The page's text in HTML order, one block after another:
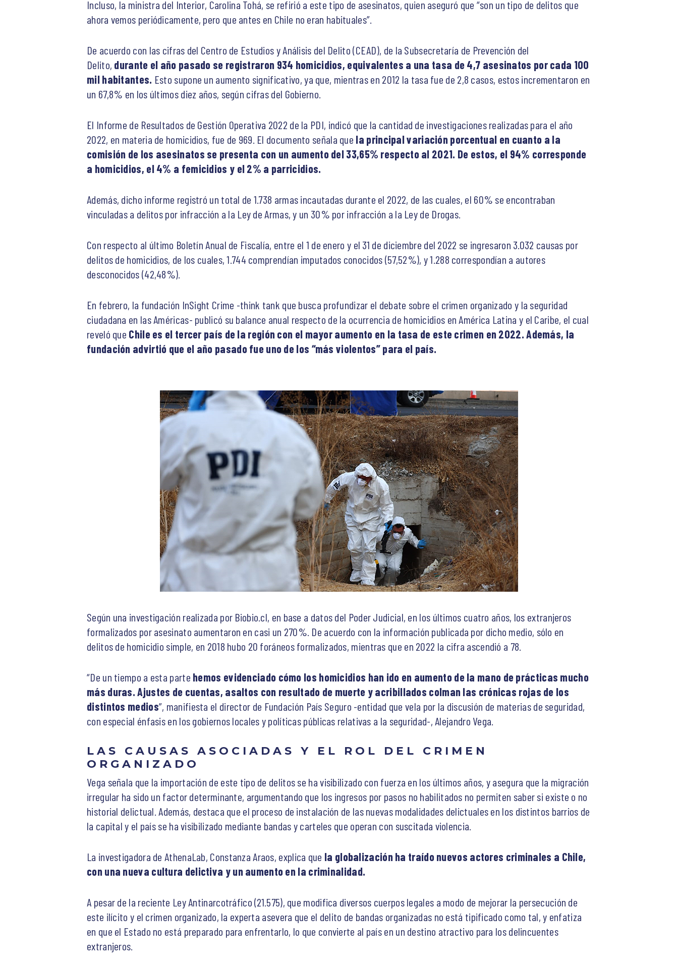
Incluso, la ministra del Interior, Carolina Tohá, se refirió a este tipo de asesinatos, quien aseguró que “son un tipo de delitos que
ahora vemos periódicamente, pero que antes en Chile no eran habituales”.
De acuerdo con las cifras del Centro de Estudios y Análisis del Delito (CEAD), de la Subsecretaría de Prevención del
Delito, durante el año pasado se registraron 934 homicidios, equivalentes a una tasa de 4,7 asesinatos por cada 100
mil habitantes. Esto supone un aumento significativo, ya que, mientras en 2012 la tasa fue de 2,8 casos, estos incrementaron en
un 67,8% en los últimos diez años, según cifras del Gobierno.
El Informe de Resultados de Gestión Operativa 2022 de la PDI, indicó que la cantidad de investigaciones realizadas para el año
2022, en materia de homicidios, fue de 969. El documento señala que la principal variación porcentual en cuanto a la
comisión de los asesinatos se presenta con un aumento del 33,65% respecto al 2021. De estos, el 94% corresponde
a homicidios, el 4% a femicidios y el 2% a parricidios.
Además, dicho informe registró un total de 1.738 armas incautadas durante el 2022, de las cuales, el 60% se encontraban
vinculadas a delitos por infracción a la Ley de Armas, y un 30% por infracción a la Ley de Drogas.
Con respecto al último Boletín Anual de Fiscalía, entre el 1 de enero y el 31 de diciembre del 2022 se ingresaron 3.032 causas por
delitos de homicidios, de los cuales, 1.744 comprendían imputados conocidos (57,52%), y 1.288 correspondían a autores
desconocidos (42,48%).
En febrero, la fundación InSight Crime -think tank que busca profundizar el debate sobre el crimen organizado y la seguridad
ciudadana en las Américas- publicó su balance anual respecto de la ocurrencia de homicidios en América Latina y el Caribe, el cual
reveló que Chile es el tercer país de la región con el mayor aumento en la tasa de este crimen en 2022. Además, la
fundación advirtió que el año pasado fue uno de los “más violentos” para el país.
Según una investigación realizada por Biobio.cl, en base a datos del Poder Judicial, en los últimos cuatro años, los extranjeros
formalizados por asesinato aumentaron en casi un 270%. De acuerdo con la información publicada por dicho medio, sólo en
delitos de homicidio simple, en 2018 hubo 20 foráneos formalizados, mientras que en 2022 la cifra ascendió a 78.
“De un tiempo a esta parte hemos evidenciado cómo los homicidios han ido en aumento de la mano de prácticas mucho
más duras. Ajustes de cuentas, asaltos con resultado de muerte y acribillados colman las crónicas rojas de los
distintos medios”, manifiesta el director de Fundación País Seguro -entidad que vela por la discusión de materias de seguridad,
con especial énfasis en los gobiernos locales y políticas públicas relativas a la seguridad-, Alejandro Vega.
LAS CAUSAS ASOCIADAS Y EL ROL DEL CRIMEN
ORGANIZADO
Vega señala que la importación de este tipo de delitos se ha visibilizado con fuerza en los últimos años, y asegura que la migración
irregular ha sido un factor determinante, argumentando que los ingresos por pasos no habilitados no permiten saber si existe o no
historial delictual. Además, destaca que el proceso de instalación de las nuevas modalidades delictuales en los distintos barrios de
la capital y el país se ha visibilizado mediante bandas y carteles que operan con suscitada violencia.
La investigadora de AthenaLab, Constanza Araos, explica que la globalización ha traído nuevos actores criminales a Chile,
con una nueva cultura delictiva y un aumento en la criminalidad.
A pesar de la reciente Ley Antinarcotráfico (21.575), que modifica diversos cuerpos legales a modo de mejorar la persecución de
este ilícito y el crimen organizado, la experta asevera que el delito de bandas organizadas no está tipificado como tal, y enfatiza
en que el Estado no está preparado para enfrentarlo, lo que convierte al país en un destino atractivo para los delincuentes
extranjeros.